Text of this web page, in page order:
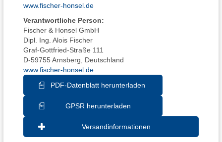
www.fischer-honsel.de
Verantwortliche Person:
Fischer & Honsel GmbH
Dipl. Ing. Alois Fischer
Graf-Gottfried-Straße 111
D-59755 Arnsberg, Deutschland
www.fischer-honsel.de
PDF-Datenblatt herunterladen
GPSR herunterladen
Versandinformationen